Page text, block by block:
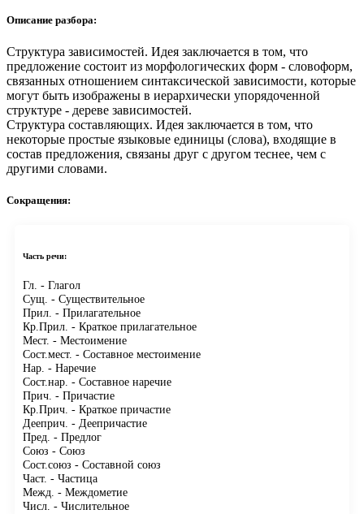
Описание разбора:
Структура зависимостей. Идея заключается в том, что
предложение состоит из морфологических форм - словоформ,
связанных отношением синтаксической зависимости, которые
могут быть изображены в иерархически упорядоченной
структуре - дереве зависимостей.
Структура составляющих. Идея заключается в том, что
некоторые простые языковые единицы (слова), входящие в
состав предложения, связаны друг с другом теснее, чем с
другими словами.
Сокращения:
Часть речи:
Гл. - Глагол
Сущ. - Существительное
Прил. - Прилагательное
Кр.Прил. - Краткое прилагательное
Мест. - Местоимение
Сост.мест. - Составное местоимение
Нар. - Наречие
Сост.нар. - Составное наречие
Прич. - Причастие
Кр.Прич. - Краткое причастие
Дееприч. - Деепричастие
Пред. - Предлог
Союз - Союз
Сост.союз - Составной союз
Част. - Частица
Межд. - Междометие
Числ. - Числительное